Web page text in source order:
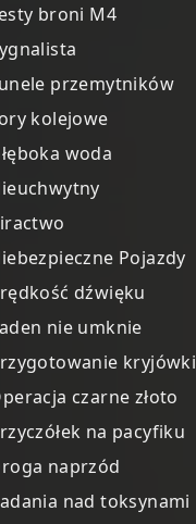
broni M4
przemytników
kolejowe
woda
Pojazdy
dźwięku
nie umknie
kryjówki
czarne złoto
na pacyfiku
naprzód
nad toksynami